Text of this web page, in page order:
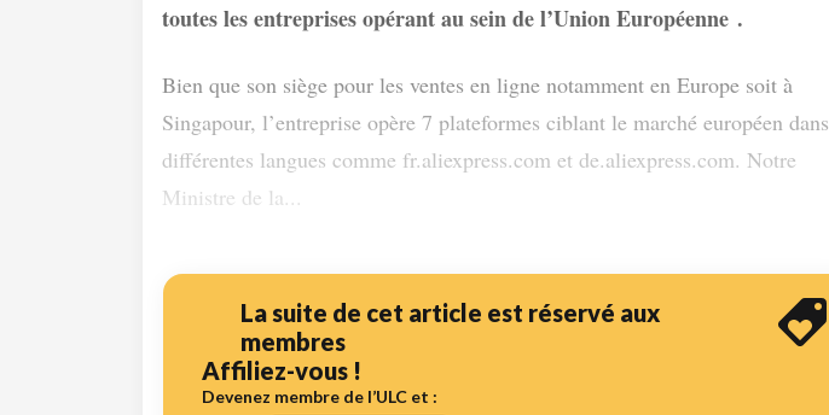
toutes les entreprises opérant au sein de l’Union Européenne .
Bien que son siège pour les ventes en ligne notamment en Europe soit à
Singapour, l’entreprise opère 7 plateformes ciblant le marché européen dans
différentes langues comme fr.aliexpress.com et de.aliexpress.com. Notre
Ministre de la...
La suite de cet article est réservé aux
membres
Affiliez-vous !
Devenez membre de l’ULC et :